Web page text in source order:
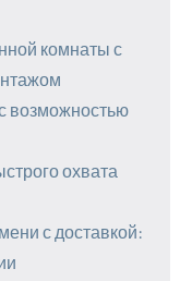
комнаты с
возможностью
охвата
с доставкой: